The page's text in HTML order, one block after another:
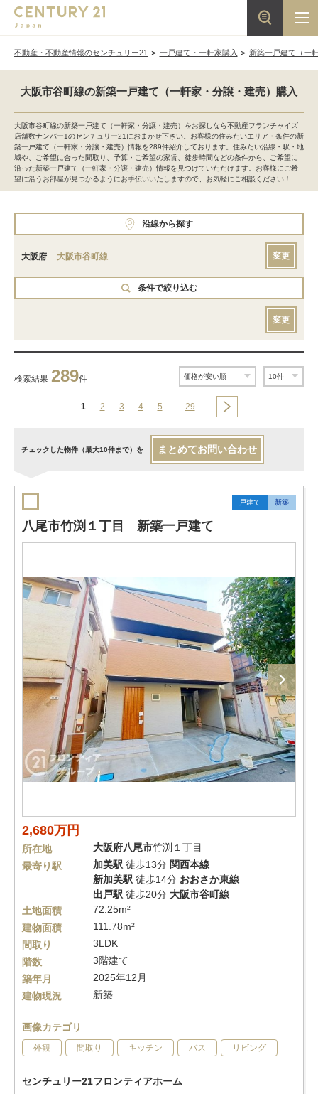
不動産・不動産情報のセンチュリー21 一戸建て・一軒家購入 新築一戸建て（一
大阪市谷町線の新築一戸建て（一軒家・分譲・建売）購入
大阪市谷町線の新築一戸建て（一軒家・分譲・建売）をお探しなら不動産フランチャイズ
店舗数ナンバー1のセンチュリー21におまかせ下さい。お客様の住みたいエリア・条件の新
築一戸建て（一軒家・分譲・建売）情報を289件紹介しております。住みたい沿線・駅・地
域や、ご希望に合った間取り、予算・ご希望の家賃、徒歩時間などの条件から、ご希望に
沿った新築一戸建て（一軒家・分譲・建売）情報を見つけていただけます。お客様にご希
望に沿うお部屋が見つかるようにお手伝いいたしますので、お気軽にご相談ください！
沿線から探す
大阪府 大阪市谷町線 変更
条件で絞り込む
変更
検索結果 289件
1 2 3 4 5 … 29
チェックした物件（最大10件まで）を まとめてお問い合わせ
戸建て 新築
八尾市竹渕１丁目 新築一戸建て
2,680万円
所在地 大阪府八尾市竹渕１丁目
最寄り駅
加美駅 徒歩13分 関西本線
新加美駅 徒歩14分 おおさか東線
出戸駅 徒歩20分 大阪市谷町線
土地面積
72.25m²
建物面積
111.78m²
間取り
3LDK
階数
3階建て
築年月
2025年12月
建物現況
新築
画像カテゴリ
外観 間取り キッチン バス リビング
センチュリー21フロンティアホーム